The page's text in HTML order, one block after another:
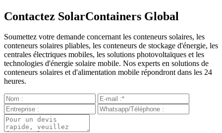
Contactez SolarContainers Global
Soumettez votre demande concernant les conteneurs solaires, les
conteneurs solaires pliables, les conteneurs de stockage d'énergie, les
centrales électriques mobiles, les solutions photovoltaïques et les
technologies d'énergie solaire mobile. Nos experts en solutions de
conteneurs solaires et d'alimentation mobile répondront dans les 24
heures.